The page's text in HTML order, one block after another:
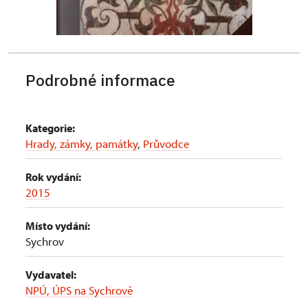
Podrobné informace
Kategorie:
Hrady, zámky, památky, Průvodce
Rok vydání:
2015
Místo vydání:
Sychrov
Vydavatel:
NPÚ, ÚPS na Sychrově